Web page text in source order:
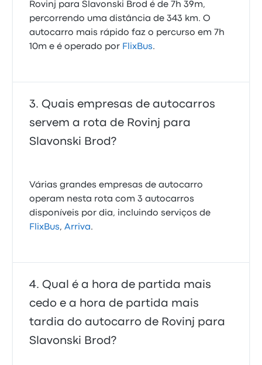
Rovinj para Slavonski Brod é de 7h 39m,
percorrendo uma distância de 343 km. O
autocarro mais rápido faz o percurso em 7h
10m e é operado por FlixBus.
Quais empresas de autocarros
servem a rota de Rovinj para
Slavonski Brod?
Várias grandes empresas de autocarro
operam nesta rota com 3 autocarros
disponíveis por dia, incluindo serviços de
FlixBus,Arriva.
Qual é a hora de partida mais
cedo e a hora de partida mais
tardia do autocarro de Rovinj para
Slavonski Brod?